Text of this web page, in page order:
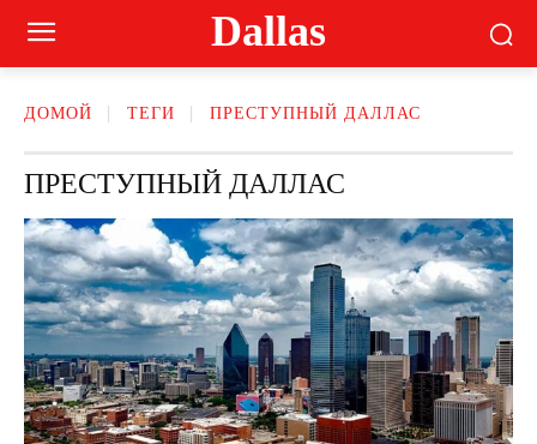
Dallas
ДОМОЙ ТЕГИ ПРЕСТУПНЫЙ ДАЛЛАС
ПРЕСТУПНЫЙ ДАЛЛАС